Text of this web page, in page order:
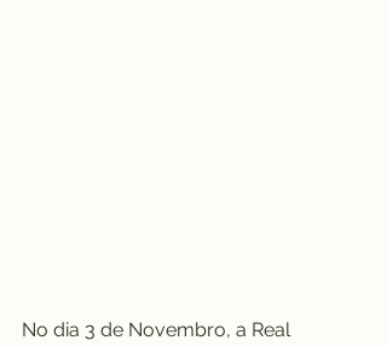
No dia 3 de Novembro, a Real